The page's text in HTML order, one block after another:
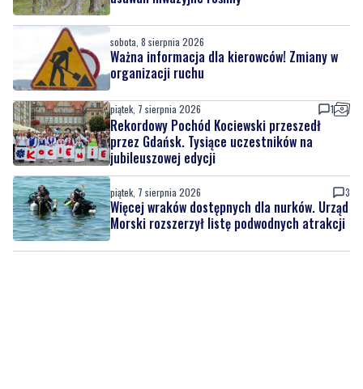
sobota, 8 sierpnia 2026 2
Ochrona przyrody w praktyce. Uczestnicy
usuwali inwazyjne rośliny
sobota, 8 sierpnia 2026
Ważna informacja dla kierowców! Zmiany w
organizacji ruchu
piątek, 7 sierpnia 2026
Rekordowy Pochód Kociewski przeszedł
przez Gdańsk. Tysiące uczestników na
jubileuszowej edycji
piątek, 7 sierpnia 2026 3